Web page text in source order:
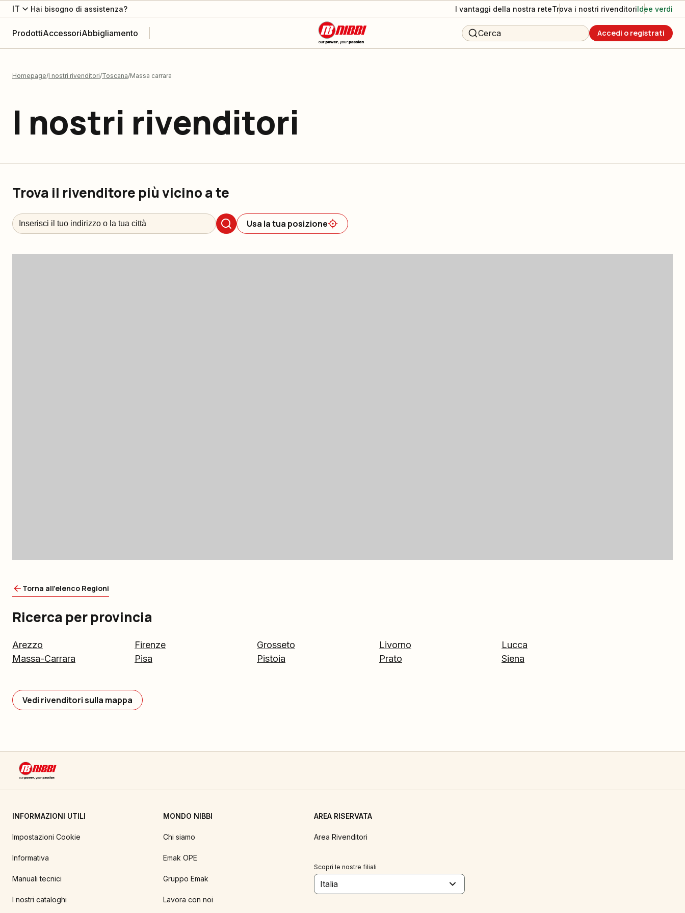
IT Hai bisogno di assistenza? I vantaggi della nostra reteTrova i nostri rivenditoriIdee verdi
ProdottiAccessoriAbbigliamento Cerca Accedi o registrati
Homepage I nostri rivenditori Toscana Massa carrara
I nostri rivenditori
Trova il rivenditore più vicino a te
Usa la tua posizione
Torna all'elenco Regioni
Ricerca per provincia
Arezzo Firenze Grosseto Livorno
Lucca
Massa-Carrara
Pisa Pistoia Prato Siena
Vedi rivenditori sulla mappa
INFORMAZIONI UTILI
Impostazioni Cookie
Informativa
Manuali tecnici
I nostri cataloghi
MONDO NIBBI
Chi siamo
Emak OPE
Gruppo Emak
Lavora con noi
AREA RISERVATA
Area Rivenditori
Scopri le nostre filiali
Italia